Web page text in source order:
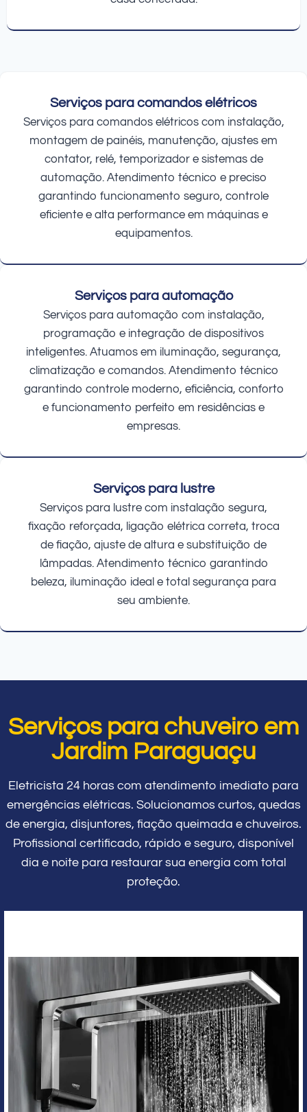
Serviços para comandos elétricos
Serviços para comandos elétricos com instalação,
montagem de painéis, manutenção, ajustes em
contator, relé, temporizador e sistemas de
automação. Atendimento técnico e preciso
garantindo funcionamento seguro, controle
eficiente e alta performance em máquinas e
equipamentos.
Serviços para automação
Serviços para automação com instalação,
programação e integração de dispositivos
inteligentes. Atuamos em iluminação, segurança,
climatização e comandos. Atendimento técnico
garantindo controle moderno, eficiência, conforto
e funcionamento perfeito em residências e
empresas.
Serviços para lustre
Serviços para lustre com instalação segura,
fixação reforçada, ligação elétrica correta, troca
de fiação, ajuste de altura e substituição de
lâmpadas. Atendimento técnico garantindo
beleza, iluminação ideal e total segurança para
seu ambiente.
Serviços para chuveiro em
Jardim Paraguaçu
Eletricista 24 horas com atendimento imediato para
emergências elétricas. Solucionamos curtos, quedas
de energia, disjuntores, fiação queimada e chuveiros.
Profissional certificado, rápido e seguro, disponível
dia e noite para restaurar sua energia com total
proteção.